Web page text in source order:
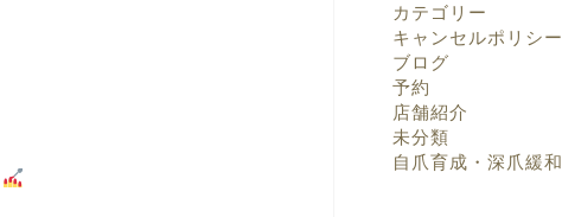
カテゴリー
キャンセルポリシー
ブログ
予約
店舗紹介
未分類
自爪育成・深爪緩和